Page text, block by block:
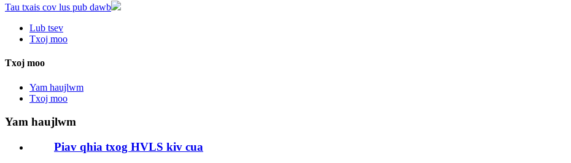
Tau txais cov lus pub dawb
Lub tsev
Txoj moo
Txoj moo
Yam haujlwm
Txoj moo
Yam haujlwm
Piav qhia txog HVLS kiv cua